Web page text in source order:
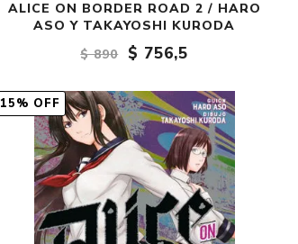
ALICE ON BORDER ROAD 2 / HARO
ASO Y TAKAYOSHI KURODA
$ 890
$ 756,5
15% OFF